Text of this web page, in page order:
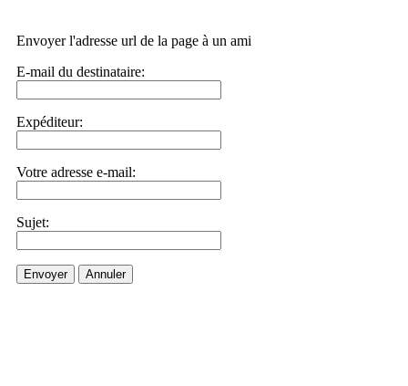
Envoyer l'adresse url de la page à un ami
E-mail du destinataire:
Expéditeur:
Votre adresse e-mail:
Sujet:
Envoyer Annuler